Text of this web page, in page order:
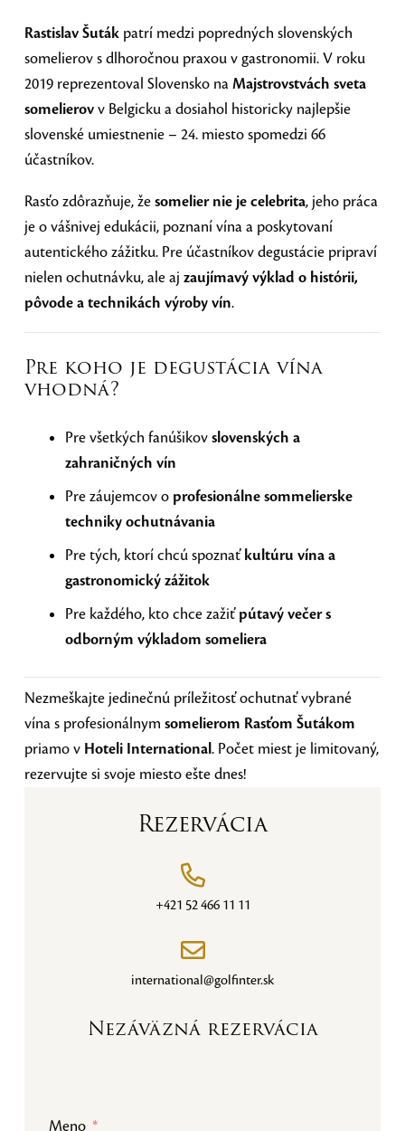
Rastislav Šuták patrí medzi popredných slovenských
somelierov s dlhoročnou praxou v gastronomii. V roku
2019 reprezentoval Slovensko naMajstrovstvách sveta
somelierovv Belgicku a dosiahol historicky najlepšie
slovenské umiestnenie – 24. miesto spomedzi 66
účastníkov.
Rasťo zdôrazňuje, žesomelier nie je celebrita, jeho práca
je o vášnivej edukácii, poznaní vína a poskytovaní
autentického zážitku. Pre účastníkov degustácie pripraví
nielen ochutnávku, ale aj zaujímavý výklad o histórii,
pôvode a technikách výroby vín.
Pre koho je degustácia vína
vhodná?
Pre všetkých fanúšikovslovenských a
zahraničných vín
Pre záujemcov o profesionálne sommelierske
techniky ochutnávania
Pre tých, ktorí chcú spoznaťkultúru vína a
gastronomický zážitok
Pre každého, kto chce zažiťpútavý večer s
odborným výkladom someliera
Nezmeškajte jedinečnú príležitosť ochutnať vybrané
vína s profesionálnym somelierom Rasťom Šutákom
priamo v Hoteli International. Počet miest je limitovaný,
rezervujte si svoje miesto ešte dnes!
Rezervácia
+421 52 466 11 11
international@golfinter.sk
Nezáväzná rezervácia
Meno